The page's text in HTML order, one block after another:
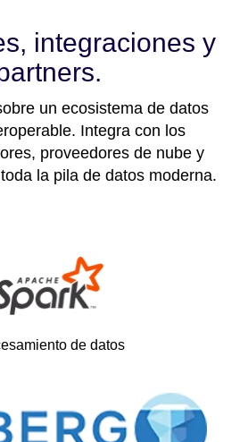
integraciones y
un ecosistema de datos
Integra con los
proveedores de nube y
la pila de datos moderna.
de datos